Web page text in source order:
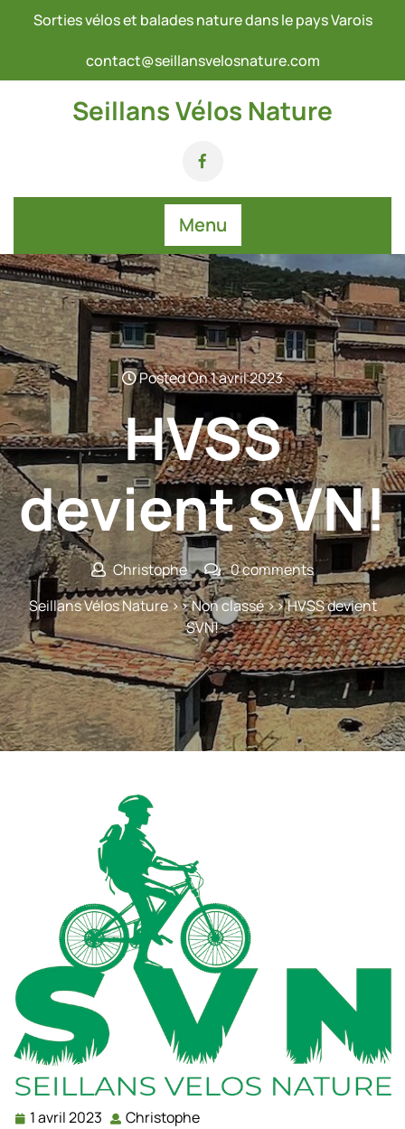
Sorties vélos et balades nature dans le pays Varois
contact@seillansvelosnature.com
Seillans Vélos Nature
Menu
Posted On 1 avril 2023
HVSS
devient SVN!
Christophe
0 comments
Seillans Vélos Nature>>Non classé>> HVSS devient
SVN!
1 avril 2023 Christophe